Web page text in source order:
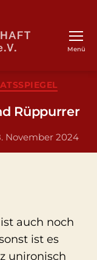
Menü
Rüppurrer
November 2024
auch noch
ist es
unironisch